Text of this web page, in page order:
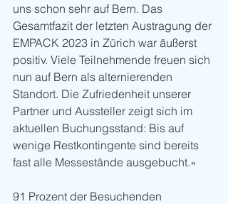
uns schon sehr auf Bern. Das
Gesamtfazit der letzten Austragung der
EMPACK 2023 in Zürich war äußerst
positiv. Viele Teilnehmende freuen sich
nun auf Bern als alternierenden
Standort. Die Zufriedenheit unserer
Partner und Aussteller zeigt sich im
aktuellen Buchungsstand: Bis auf
wenige Restkontingente sind bereits
fast alle Messestände ausgebucht.»
91 Prozent der Besuchenden